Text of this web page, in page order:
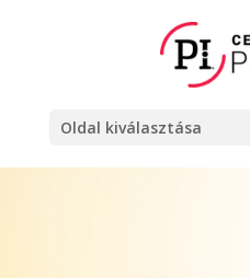
Oldal kiválasztása